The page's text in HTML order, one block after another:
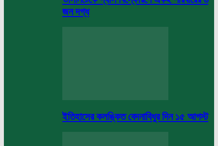
জন দগ্ধ
ইতিহাসের কলঙ্কিত বেদনাবিধুর দিন ১৫ আগস্ট